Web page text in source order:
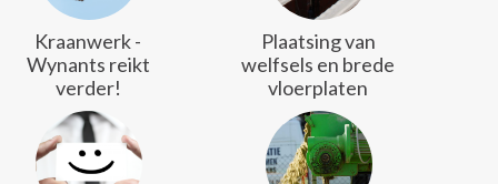
Kraanwerk -
Wynants reikt
verder!
Plaatsing van
welfsels en brede
vloerplaten